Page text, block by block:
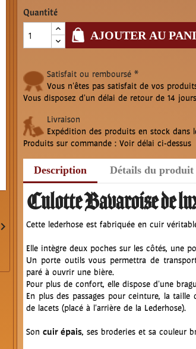

Quantité
AJOUTER AU
Satisfait ou remboursé *
Vous n'êtes pas satisfait de vos
Vous disposez d'un délai de retour de 14
Livraison
Expédition des produits en stock dans
Produits sur commande : Voir délai ci-dessus
Description Détails du produit
Culotte Bavaroise de
Cette lederhose est fabriquée en cuir
Elle intègre deux poches sur les côtés, une
Un porte outils vous permettra de
paré à ouvrir une bière.
Pour plus de confort, elle dispose d'une
En plus des passages pour ceinture, la
de lacets (placé à l'arrière de la Lederhose).
Son cuir épais, ses broderies et sa couleur